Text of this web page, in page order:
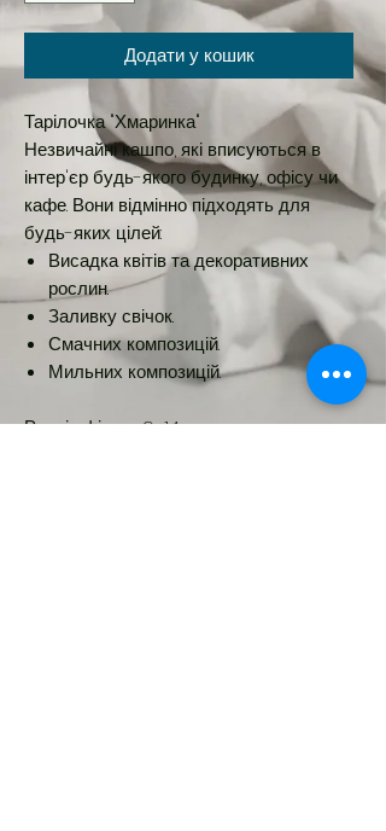
Додати у кошик
Тарілочка "Хмаринка"
Незвичайні кашпо, які вписуються в
інтер'єр будь-якого будинку, офісу чи
кафе. Вони відмінно підходять для
будь-яких цілей:
Висадка квітів та декоративних
рослин.
Заливку свічок.
Смачних композицій.
Мильних композицій.
Розмір фігури: 9х14см